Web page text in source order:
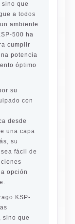
que
a todos
ambiente
500 ha
cumplir
potencia
óptimo
su
con
desde
una capa
su
fácil de
opción
KSP-
sino que